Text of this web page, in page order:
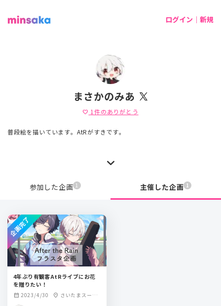
ログイン｜新規
まさかのみあ
favorite 1 件のありがとう
普段絵を描いています。AtRがすきです。
参加した企画 1 主催した企画 1
4年ぶり有観客AtRライブにお花
を贈りたい！
calendar_month 2023/4/30 location_on さいたまスーパ
企画完了